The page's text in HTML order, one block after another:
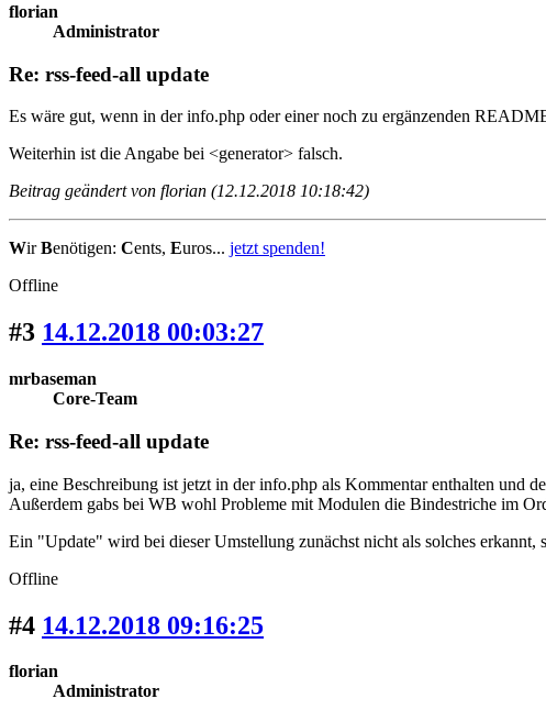
florian
Administrator
Re: rss-feed-all update
Es wäre gut, wenn in der info.php oder einer noch zu ergänzenden
Weiterhin ist die Angabe bei <generator> falsch.
Beitrag geändert von florian (12.12.2018 10:18:42)
WirBenötigen: Cents, Euros... jetzt spenden!
Offline
#3 14.12.2018 00:03:27
mrbaseman
Core-Team
Re: rss-feed-all update
ja, eine Beschreibung ist jetzt in der info.php als Kommentar enthalten und
Außerdem gabs bei WB wohl Probleme mit Modulen die Bindestriche im
Ein "Update" wird bei dieser Umstellung zunächst nicht als solches
Offline
#4 14.12.2018 09:16:25
florian
Administrator